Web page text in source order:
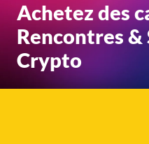
Achetez des
Rencontres &
Crypto